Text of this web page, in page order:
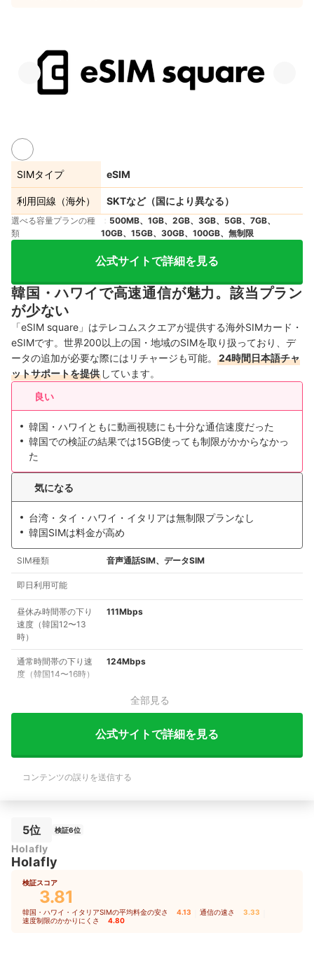
SIMタイプ eSIM
利用回線（海外） SKTなど（国により異なる）
選べる容量プランの種
類
500MB、1GB、2GB、3GB、5GB、7GB、
10GB、15GB、30GB、100GB、無制限
公式サイトで詳細を見る
韓国・ハワイで高速通信が魅力。該当プラン
が少ない
「eSIM square」はテレコムスクエアが提供する海外SIMカード・
eSIMです。世界200以上の国・地域のSIMを取り扱っており、デ
ータの追加が必要な際にはリチャージも可能。
24時間日本語チャ
ットサポートを提供 しています。
良い
韓国・ハワイともに動画視聴にも十分な通信速度だった
韓国での検証の結果では15GB使っても制限がかからなかっ
た
気になる
台湾・タイ・ハワイ・イタリアは無制限プランなし
韓国SIMは料金が高め
SIM種類 音声通話SIM、データSIM
即日利用可能
昼休み時間帯の下り
速度（韓国12〜13
時）
111Mbps
通常時間帯の下り速
度（韓国14〜16時）
124Mbps
全部見る
公式サイトで詳細を見る
コンテンツの誤りを送信する
5位 検証6位
Holafly
Holafly
検証スコア
3.81
韓国・ハワイ・イタリアSIMの平均料金の安さ 4.13 通信の速さ 3.33
速度制限のかかりにくさ 4.80